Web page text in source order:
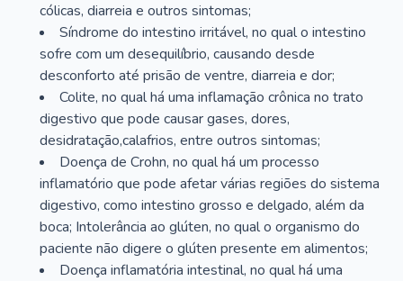
cólicas, diarreia e outros sintomas;
Síndrome do intestino irritável, no qual o intestino
sofre com um desequilíbrio, causando desde
desconforto até prisão de ventre, diarreia e dor;
Colite, no qual há uma inflamação crônica no trato
digestivo que pode causar gases, dores,
desidratação,calafrios, entre outros sintomas;
Doença de Crohn, no qual há um processo
inflamatório que pode afetar várias regiões do sistema
digestivo, como intestino grosso e delgado, além da
boca; Intolerância ao glúten, no qual o organismo do
paciente não digere o glúten presente em alimentos;
Doença inflamatória intestinal, no qual há uma